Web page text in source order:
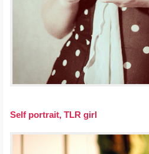
Self portrait, TLR girl